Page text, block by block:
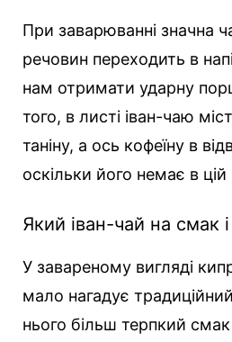
При заварюванні значна
речовин переходить в
нам отримати ударну
того, в листі іван-чаю
таніну, а ось кофеїну в
оскільки його немає в цій
Який іван-чай на смак і
У завареному вигляді
мало нагадує
нього більш терпкий